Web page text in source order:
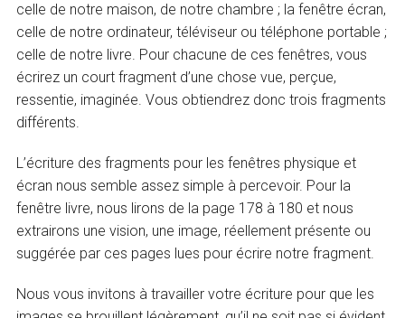
celle de notre maison, de notre chambre ; la fenêtre écran,
celle de notre ordinateur, téléviseur ou téléphone portable ;
celle de notre livre. Pour chacune de ces fenêtres, vous
écrirez un court fragment d’une chose vue, perçue,
ressentie, imaginée. Vous obtiendrez donc trois fragments
différents.
L’écriture des fragments pour les fenêtres physique et
écran nous semble assez simple à percevoir. Pour la
fenêtre livre, nous lirons de la page 178 à 180 et nous
extrairons une vision, une image, réellement présente ou
suggérée par ces pages lues pour écrire notre fragment.
Nous vous invitons à travailler votre écriture pour que les